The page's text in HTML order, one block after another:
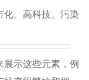
化、高科技、污染
示这些元素，例